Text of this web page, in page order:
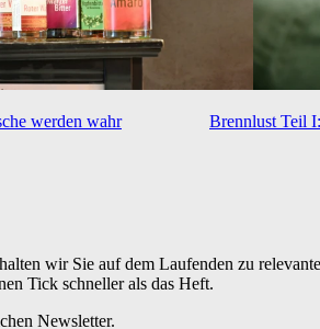
werden wahr Brennlust Teil
wir Sie auf dem Laufenden zu
Tick schneller als das Heft.
Newsletter.